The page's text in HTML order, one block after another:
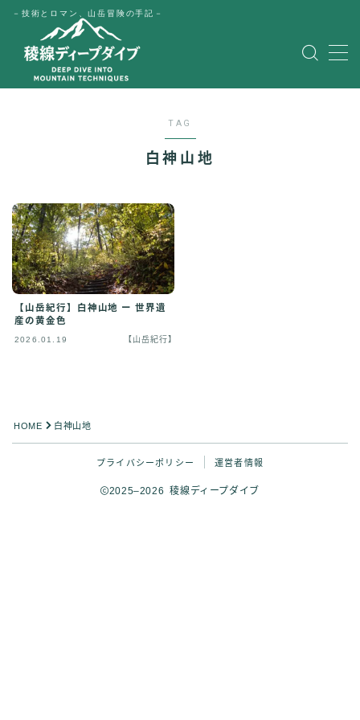
－技術とロマン、山岳冒険の手記－
MENU
Japanese
TAG
白神山地
【山岳紀行】白神山地 ー 世界遺
産の黄金色
2026.01.19 【山岳紀行】
HOME 白神山地
プライバシーポリシー 運営者情報
2025–2026 稜線ディープダイブ